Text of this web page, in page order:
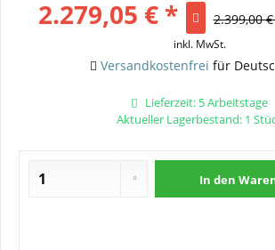
2.279,05 € * 2.399,00
inkl. MwSt.
Versandkostenfrei für
Lieferzeit: 5 Arbeitstage
Aktueller Lagerbestand: 1
In den